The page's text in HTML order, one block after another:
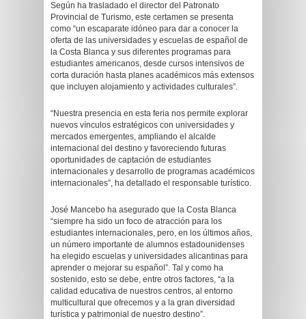
Según ha trasladado el director del Patronato
Provincial de Turismo, este certamen se presenta
como “un escaparate idóneo para dar a conocer la
oferta de las universidades y escuelas de español de
la Costa Blanca y sus diferentes programas para
estudiantes americanos, desde cursos intensivos de
corta duración hasta planes académicos más extensos
que incluyen alojamiento y actividades culturales”.
“Nuestra presencia en esta feria nos permite explorar
nuevos vínculos estratégicos con universidades y
mercados emergentes, ampliando el alcalde
internacional del destino y favoreciendo futuras
oportunidades de captación de estudiantes
internacionales y desarrollo de programas académicos
internacionales”, ha detallado el responsable turístico.
José Mancebo ha asegurado que la Costa Blanca
“siempre ha sido un foco de atracción para los
estudiantes internacionales, pero, en los últimos años,
un número importante de alumnos estadounidenses
ha elegido escuelas y universidades alicantinas para
aprender o mejorar su español”. Tal y como ha
sostenido, esto se debe, entre otros factores, “a la
calidad educativa de nuestros centros, al entorno
multicultural que ofrecemos y a la gran diversidad
turística y patrimonial de nuestro destino”.